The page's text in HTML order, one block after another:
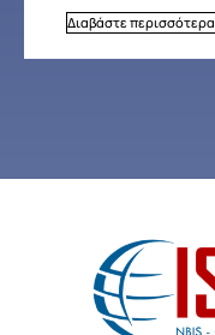
Διαβάστε περισσότερα